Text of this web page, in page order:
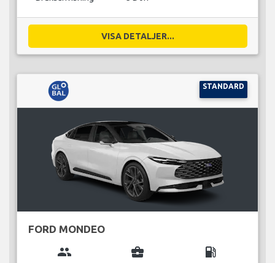
VISA DETALJER...
STANDARD
FORD MONDEO
group business_center local_gas_station